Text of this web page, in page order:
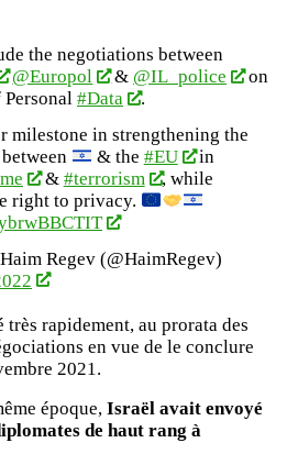
the negotiations between
@Europol & @IL_police
on
#Data
.
milestone in strengthening the
& the #EU
in
& #terrorism
, while
right to privacy.
Regev (@HaimRegev)
très rapidement, au prorata des
en vue de le conclure
2021.
époque, Israël avait envoyé
de haut rang à